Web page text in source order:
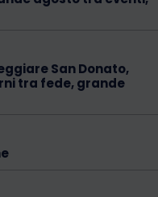
San Donato,
tra fede, grande